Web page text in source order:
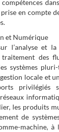
en compte
et Numérique
l’analyse et
des
systèmes
locale et
privilégiés
les produits
de
machine,